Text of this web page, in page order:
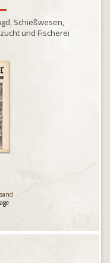
Schießwesen,
und Fischerei